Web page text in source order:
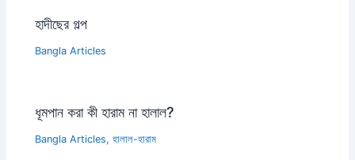
হাদীছের গল্প
Bangla Articles
ধূমপান করা কী হারাম না হালাল?
Bangla Articles,হালাল-হারাম